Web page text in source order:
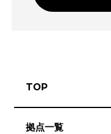
TOP
拠点一覧